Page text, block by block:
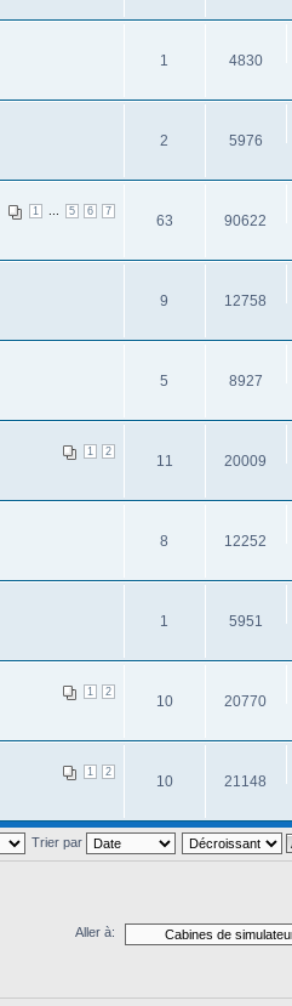
1 4830
2 5976
1 5 6 7
63 90622
9 12758
5 8927
1 2
11 20009
8 12252
1 5951
1 2
10 20770
1 2
10 21148
Trier par
Aller à: